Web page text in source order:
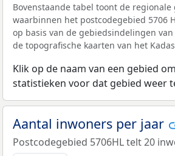
Bovenstaande tabel toont de regionale
waarbinnen het postcodegebied 5706
op basis van de gebiedsindelingen
de topografische kaarten van het
Klik op de naam van een gebied
statistieken voor dat gebied weer
Aantal inwoners per jaar
Postcodegebied 5706HL telt 20